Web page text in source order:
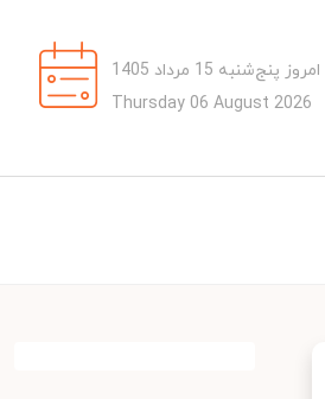
امروز پنج‌شنبه 15 مرداد 1405
Thursday 06 August 2026